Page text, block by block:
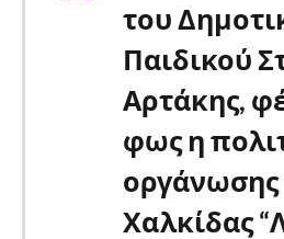
του
Παιδικού
Αρτάκης,
φως η
οργάνωσης
Χαλκίδας